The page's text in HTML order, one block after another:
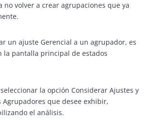
no volver a crear agrupaciones que ya
un ajuste Gerencial a un agrupador, es
la pantalla principal de estados
la opción Considerar Ajustes y
que desee exhibir,
el análisis.